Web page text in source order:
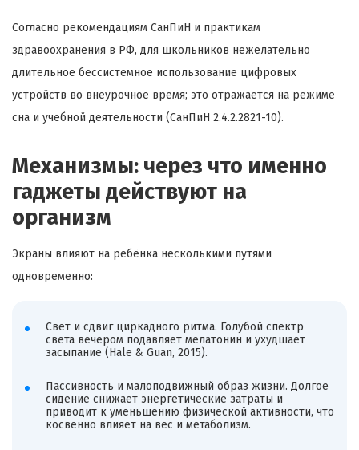
Согласно рекомендациям СанПиН и практикам
здравоохранения в РФ, для школьников нежелательно
длительное бессистемное использование цифровых
устройств во внеурочное время; это отражается на режиме
сна и учебной деятельности (СанПиН 2.4.2.2821-10).
Механизмы: через что именно
гаджеты действуют на
организм
Экраны влияют на ребёнка несколькими путями
одновременно:
Свет и сдвиг циркадного ритма. Голубой спектр
света вечером подавляет мелатонин и ухудшает
засыпание (Hale & Guan, 2015).
Пассивность и малоподвижный образ жизни. Долгое
сидение снижает энергетические затраты и
приводит к уменьшению физической активности, что
косвенно влияет на вес и метаболизм.